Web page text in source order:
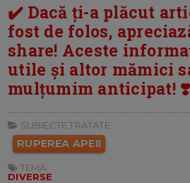
✔️ Dacă ți-a plăcut
fost de folos,
share! Aceste
utile și altor mămici
mulțumim anticipat! ❣️
SUBIECTE TRATATE:
RUPEREA APEII
TEMA:
DIVERSE